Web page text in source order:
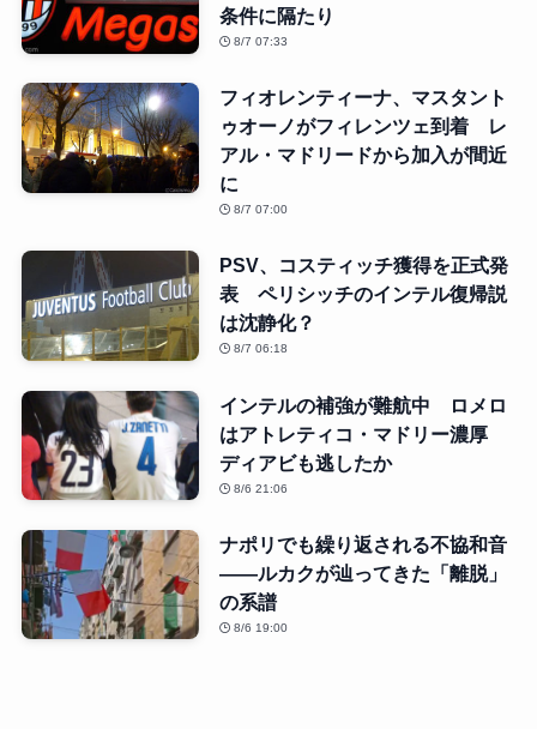
条件に隔たり
8/7 07:33
フィオレンティーナ、マスタント
ゥオーノがフィレンツェ到着 レ
アル・マドリードから加入が間近
に
8/7 07:00
PSV、コスティッチ獲得を正式発
表 ペリシッチのインテル復帰説
は沈静化？
8/7 06:18
インテルの補強が難航中 ロメロ
はアトレティコ・マドリー濃厚
ディアビも逃したか
8/6 21:06
ナポリでも繰り返される不協和音
――ルカクが辿ってきた「離脱」
の系譜
8/6 19:00